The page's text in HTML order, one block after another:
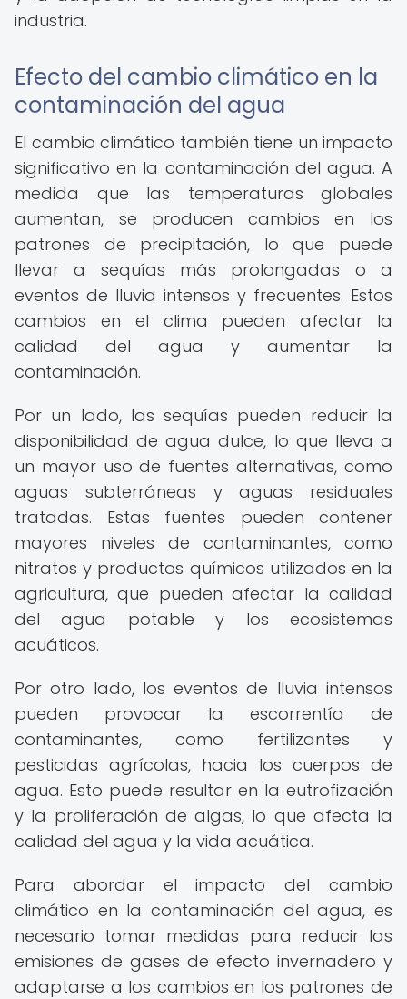
industria.
Efecto del cambio climático en la
contaminación del agua
El cambio climático también tiene un impacto
significativo en la contaminación del agua. A
medida que las temperaturas globales
aumentan, se producen cambios en los
patrones de precipitación, lo que puede
llevar a sequías más prolongadas o a
eventos de lluvia intensos y frecuentes. Estos
cambios en el clima pueden afectar la
calidad del agua y aumentar la
contaminación.
Por un lado, las sequías pueden reducir la
disponibilidad de agua dulce, lo que lleva a
un mayor uso de fuentes alternativas, como
aguas subterráneas y aguas residuales
tratadas. Estas fuentes pueden contener
mayores niveles de contaminantes, como
nitratos y productos químicos utilizados en la
agricultura, que pueden afectar la calidad
del agua potable y los ecosistemas
acuáticos.
Por otro lado, los eventos de lluvia intensos
pueden provocar la escorrentía de
contaminantes, como fertilizantes y
pesticidas agrícolas, hacia los cuerpos de
agua. Esto puede resultar en la eutrofización
y la proliferación de algas, lo que afecta la
calidad del agua y la vida acuática.
Para abordar el impacto del cambio
climático en la contaminación del agua, es
necesario tomar medidas para reducir las
emisiones de gases de efecto invernadero y
adaptarse a los cambios en los patrones de